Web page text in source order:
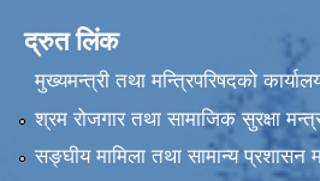
द्रुत लिंक
मुख्यमन्त्री तथा मन्त्रिपरिषदको
श्रम रोजगार तथा सामाजिक सुरक्षा
सङ्‍घीय मामिला तथा सामान्य प्रशासन